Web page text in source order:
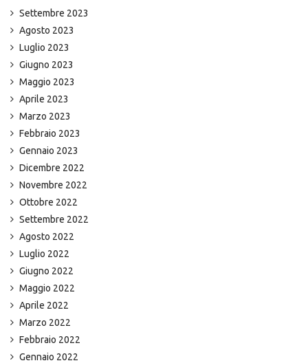
Settembre 2023
Agosto 2023
Luglio 2023
Giugno 2023
Maggio 2023
Aprile 2023
Marzo 2023
Febbraio 2023
Gennaio 2023
Dicembre 2022
Novembre 2022
Ottobre 2022
Settembre 2022
Agosto 2022
Luglio 2022
Giugno 2022
Maggio 2022
Aprile 2022
Marzo 2022
Febbraio 2022
Gennaio 2022